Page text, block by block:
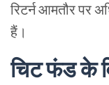
रिटर्न आमतौर पर
हैं।
चिट फंड के